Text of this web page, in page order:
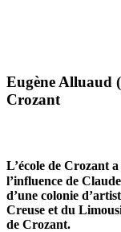
Eugène Alluaud
Crozant
L’école de Crozant
l’influence de
d’une colonie
Creuse et du
de Crozant.